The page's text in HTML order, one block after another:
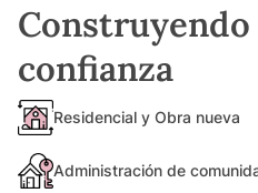
confianza
Residencial y Obra nueva
Administración de